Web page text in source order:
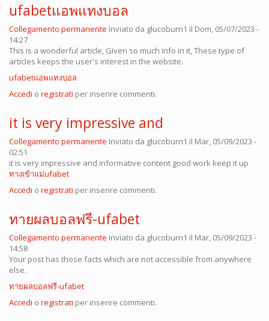
ufabetแอพแทงบอล
Collegamento permanente Inviato da glucoburn1 il Dom, 05/07/2023 -
14:27
This is a wonderful article, Given so much info in it, These type of
articles keeps the user's interest in the website.
ufabetแอพแทงบอล
Accedi o registrati per inserire commenti.
it is very impressive and
Collegamento permanente Inviato da glucoburn1 il Mar, 05/09/2023 -
02:51
it is very impressive and informative content good work keep it up
ทางเข้าแม่ufabet
Accedi o registrati per inserire commenti.
ทายผลบอลฟรี-ufabet
Collegamento permanente Inviato da glucoburn1 il Mar, 05/09/2023 -
14:58
Your post has those facts which are not accessible from anywhere
else.
ทายผลบอลฟรี-ufabet
Accedi o registrati per inserire commenti.